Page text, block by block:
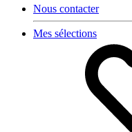
Nous contacter
Mes sélections